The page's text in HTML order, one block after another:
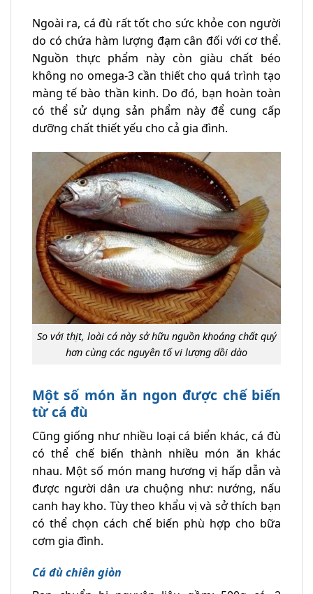
Ngoài ra, cá đù rất tốt cho sức khỏe con người
do có chứa hàm lượng đạm cân đối với cơ thể.
Nguồn thực phẩm này còn giàu chất béo
không no omega-3 cần thiết cho quá trình tạo
màng tế bào thần kinh. Do đó, bạn hoàn toàn
có thể sử dụng sản phẩm này để cung cấp
dưỡng chất thiết yếu cho cả gia đình.
So với thịt, loài cá này sở hữu nguồn khoáng chất quý
hơn cùng các nguyên tố vi lượng dồi dào
Một số món ăn ngon được chế biến
từ cá đù
Cũng giống như nhiều loại cá biển khác, cá đù
có thể chế biến thành nhiều món ăn khác
nhau. Một số món mang hương vị hấp dẫn và
được người dân ưa chuộng như: nướng, nấu
canh hay kho. Tùy theo khẩu vị và sở thích bạn
có thể chọn cách chế biến phù hợp cho bữa
cơm gia đình.
Cá đù chiên giòn